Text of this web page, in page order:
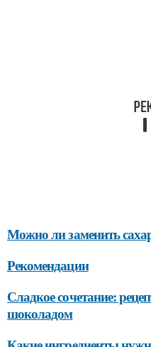
Можно ли заменить
Рекомендации
Сладкое сочетание:
шоколадом